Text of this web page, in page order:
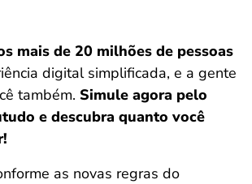
mais de 20 milhões de pessoas
digital simplificada, e a gente
também. Simule agora pelo
e descubra quanto você
as novas regras do